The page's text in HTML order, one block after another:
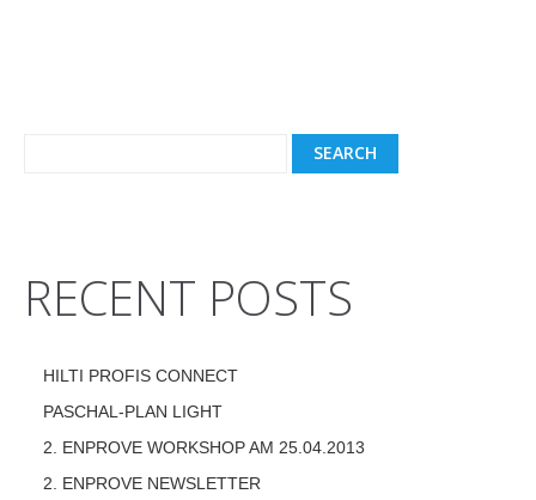
RECENT POSTS
HILTI PROFIS CONNECT
PASCHAL-PLAN LIGHT
2. ENPROVE WORKSHOP AM 25.04.2013
2. ENPROVE NEWSLETTER